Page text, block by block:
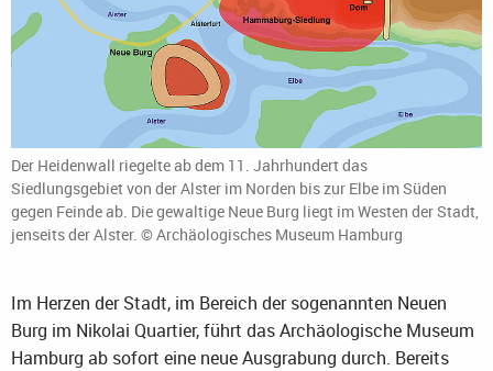
Der Heidenwall riegelte ab dem 11. Jahrhundert das
Siedlungsgebiet von der Alster im Norden bis zur Elbe im Süden
gegen Feinde ab. Die gewaltige Neue Burg liegt im Westen der Stadt,
jenseits der Alster. © Archäologisches Museum Hamburg
Im Herzen der Stadt, im Bereich der sogenannten Neuen
Burg im Nikolai Quartier, führt das Archäologische Museum
Hamburg ab sofort eine neue Ausgrabung durch. Bereits